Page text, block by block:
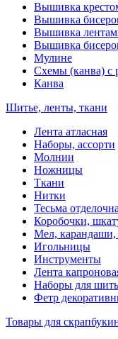
Вышивка
Вышивка
Вышивка
Вышивка
Мулине
Схемы (канва) с
Канва
Шитье, ленты, ткани
Лента атласная
Наборы, ассорти
Молнии
Ножницы
Ткани
Нитки
Тесьма
Коробочки,
Мел,
Игольницы
Инструменты
Лента
Наборы для
Фетр
Товары для